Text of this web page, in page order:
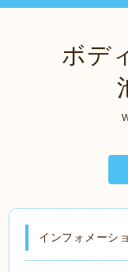
ボデ
インフォメーシ